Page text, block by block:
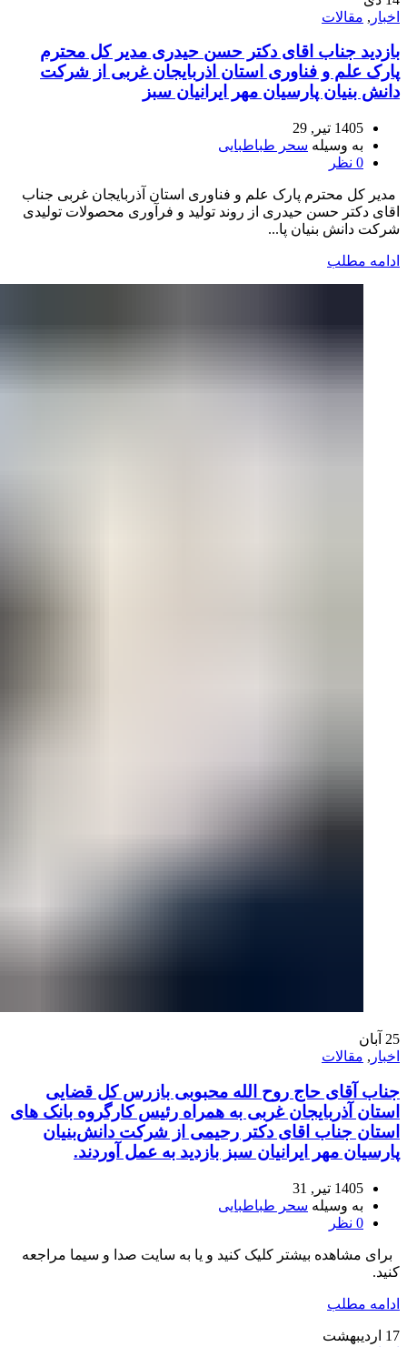
اخبار , مقالات
بازدید جناب اقای دکتر حسن حیدری مدیر کل محترم
پارک علم و فناوری استان اذربایجان غربی از شرکت
دانش بنیان پارسیان مهر ایرانیان سبز
1405 تیر, 29
به وسیله سحر طباطبایی
0 نظر
مدیر کل محترم پارک علم و فناوری استان آذربایجان غربی جناب
اقای دکتر حسن حیدری از روند تولید و فرآوری محصولات تولیدی
شرکت دانش بنیان پا...
ادامه مطلب
25 آبان
اخبار , مقالات
جناب آقای حاج روح الله محبوبی بازرس کل قضایی
استان آذربایجان غربی به همراه رئیس کارگروه بانک های
استان جناب اقای دکتر رحیمی از شرکت دانش‌بنیان
پارسیان مهر ایرانیان سبز بازدید به عمل آوردند.
1405 تیر, 31
به وسیله سحر طباطبایی
0 نظر
برای مشاهده بیشتر کلیک کنید و یا به سایت صدا و سیما مراجعه
کنید.
ادامه مطلب
17 اردیبهشت